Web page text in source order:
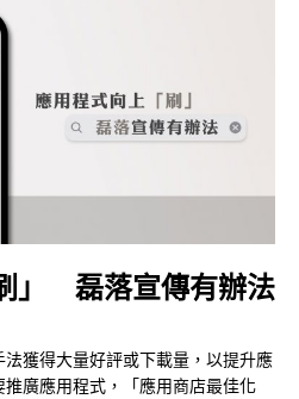
」 磊落宣傳有辦法
法獲得大量好評或下載量，以提升應
廣應用程式，「應用商店最佳化